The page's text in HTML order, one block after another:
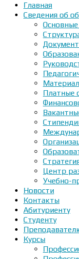
Главная
Сведения об
Платные
Центр
Учебно-
Новости
Контакты
Абитуриенту
Студенту
Курсы